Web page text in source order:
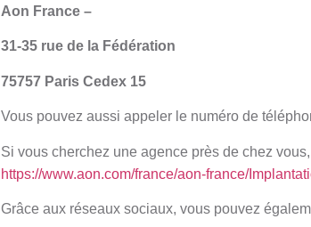
Aon France –
31-35 rue de la Fédération
75757 Paris Cedex 15
Vous pouvez aussi appeler le numéro de
Si vous cherchez une agence près de chez
https://www.aon.com/france/aon-france/
Grâce aux réseaux sociaux, vous pouvez